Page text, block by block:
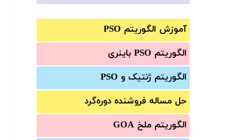
آموزش الگوریتم PSO
الگوریتم PSO باینری
الگوریتم ژنتیک و PSO
حل مساله فروشنده دوره‌گرد
الگوریتم ملخ GOA